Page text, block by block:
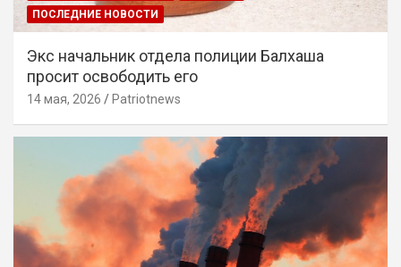
ПОСЛЕДНИЕ НОВОСТИ
Экс начальник отдела полиции Балхаша
просит освободить его
14 мая, 2026 Patriotnews